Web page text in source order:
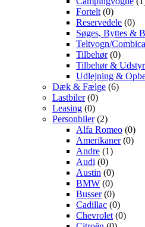
Fortelt (0)
Reservedele (0)
Søges, Byttes &
Teltvogn/
Tilbehør(0)
Tilbehør & Udstyr
Udlejning &
Dæk & Fælge (6)
Lastbiler(0)
Leasing (0)
Personbiler(2)
Alfa Romeo (0)
Amerikaner(0)
Andre (1)
Audi (0)
Austin (0)
BMW (0)
Busser(0)
Cadillac (0)
Chevrolet (0)